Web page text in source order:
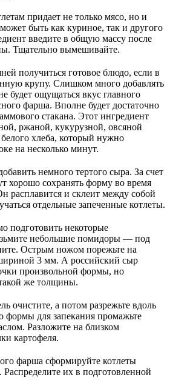
придает не только мясо, но и
быть как куриное, так и другого
введите в общую массу после
Тщательно вымешивайте.
получиться готовое блюдо, если в
крупу. Слишком много добавлять
будет ощущаться вкус главного
фарша. Вполне будет достаточно
стакана. Этот ингредиент
ржаной, кукурузной, овсяной
хлеба, который нужно
на несколько минут.
немного тертого сыра. За счет
хорошо сохранять форму во время
расплавится и склеит между собой
отдельные запеченные котлеты.
подготовить некоторые
небольшие помидоры — под
Острым ножом порежьте на
3 мм. А российский сыр
произвольной формы, но
же толщины.
очистите, а потом разрежьте вдоль
формы для запекания промажьте
Разложите на близком
картофеля.
фарша сформируйте котлеты
Распределите их в подготовленной